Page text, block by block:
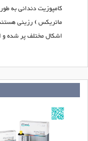
کامپوزیت دندانی به
ماتریکس ) رزینی هستند
اشکال مختلف پر شده و